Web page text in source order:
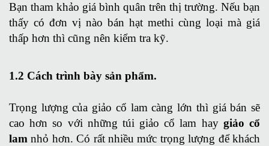
Bạn tham khảo giá bình quân trên thị trường. Nếu bạn
thấy có đơn vị nào bán hạt methi cùng loại mà giá
thấp hơn thì cũng nên kiểm tra kỹ.
1.2 Cách trình bày sản phẩm.
Trọng lượng của giảo cổ lam càng lớn thì giá bán sẽ
cao hơn so với những túi giảo cổ lam hay giảo cổ
lam nhỏ hơn. Có rất nhiều mức trọng lượng để khách